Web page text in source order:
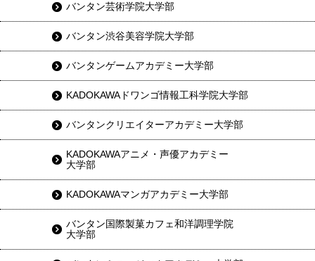
バンタン芸術学院大学部
バンタン渋谷美容学院大学部
バンタンゲームアカデミー大学部
KADOKAWAドワンゴ情報工科学院大学部
バンタンクリエイターアカデミー大学部
KADOKAWAアニメ・声優アカデミー
大学部
KADOKAWAマンガアカデミー大学部
バンタン国際製菓カフェ和洋調理学院
大学部